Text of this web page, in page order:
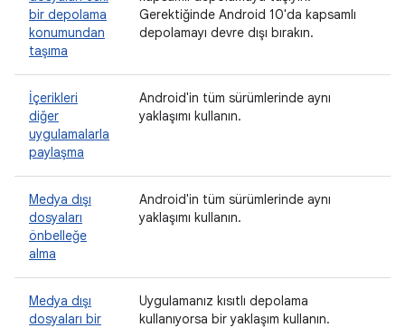
bir depolama
konumundan
taşıma
Gerektiğinde Android 10'da kapsamlı
depolamayı devre dışı bırakın.
İçerikleri
diğer
uygulamalarla
paylaşma
Android'in tüm sürümlerinde aynı
yaklaşımı kullanın.
Medya dışı
dosyaları
önbelleğe
alma
Android'in tüm sürümlerinde aynı
yaklaşımı kullanın.
Medya dışı
dosyaları bir
Uygulamanız kısıtlı depolama
kullanıyorsa bir yaklaşım kullanın.